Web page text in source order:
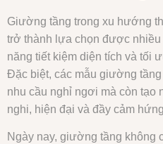
Giường tầng trong xu hướng
trở thành lựa chọn được
năng tiết kiệm diện tích và tối
Đặc biệt, các mẫu giường
nhu cầu nghỉ ngơi mà còn tạo
nghi, hiện đại và đầy cảm
Ngày nay, giường tầng không